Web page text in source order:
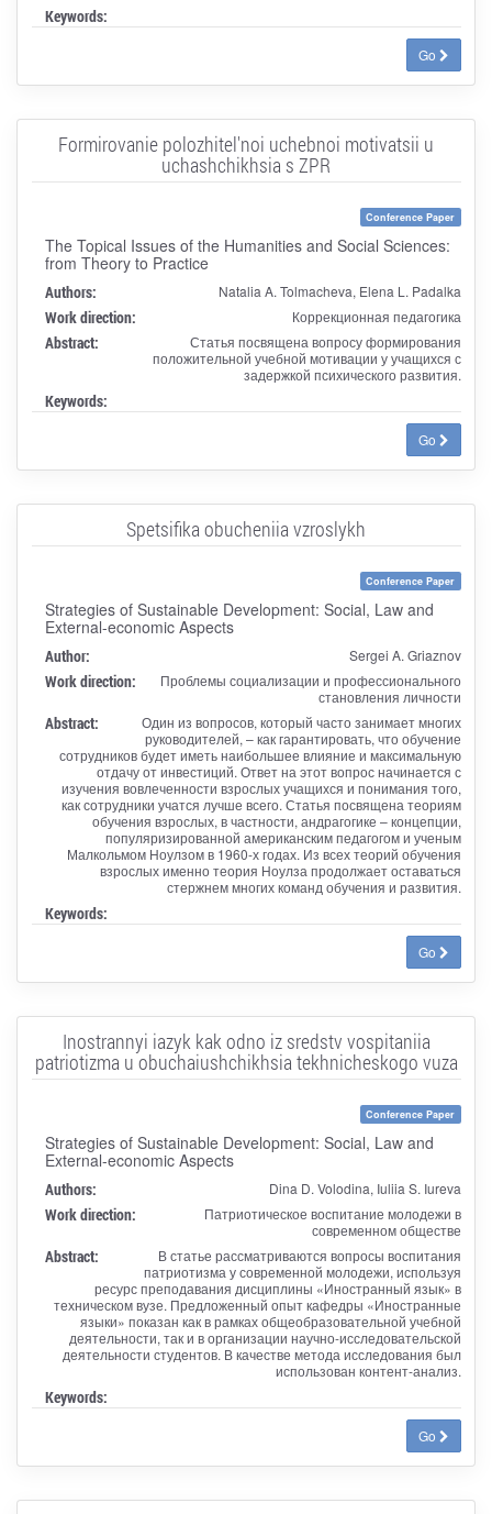
Keywords:
Go
Formirovanie polozhitel'noi uchebnoi motivatsii u
uchashchikhsia s ZPR
Conference Paper
The Topical Issues of the Humanities and Social Sciences:
from Theory to Practice
Authors: Natalia A. Tolmacheva, Elena L. Padalka
Work direction: Коррекционная педагогика
Abstract:
Статья посвящена вопросу формирования
положительной учебной мотивации у учащихся с
задержкой психического развития.
Keywords:
Go
Spetsifika obucheniia vzroslykh
Conference Paper
Strategies of Sustainable Development: Social, Law and
External-economic Aspects
Author: Sergei A. Griaznov
Work direction:
Проблемы социализации и профессионального
становления личности
Abstract:
Один из вопросов, который часто занимает многих
руководителей, – как гарантировать, что обучение
сотрудников будет иметь наибольшее влияние и максимальную
отдачу от инвестиций. Ответ на этот вопрос начинается с
изучения вовлеченности взрослых учащихся и понимания того,
как сотрудники учатся лучше всего. Статья посвящена теориям
обучения взрослых, в частности, андрагогике – концепции,
популяризированной американским педагогом и ученым
Малкольмом Ноулзом в 1960-х годах. Из всех теорий обучения
взрослых именно теория Ноулза продолжает оставаться
стержнем многих команд обучения и развития.
Keywords:
Go
Inostrannyi iazyk kak odno iz sredstv vospitaniia
patriotizma u obuchaiushchikhsia tekhnicheskogo vuza
Conference Paper
Strategies of Sustainable Development: Social, Law and
External-economic Aspects
Authors: Dina D. Volodina, Iuliia S. Iureva
Work direction:
Патриотическое воспитание молодежи в
современном обществе
Abstract:
В статье рассматриваются вопросы воспитания
патриотизма у современной молодежи, используя
ресурс преподавания дисциплины «Иностранный язык» в
техническом вузе. Предложенный опыт кафедры «Иностранные
языки» показан как в рамках общеобразовательной учебной
деятельности, так и в организации научно-исследовательской
деятельности студентов. В качестве метода исследования был
использован контент-анализ.
Keywords:
Go